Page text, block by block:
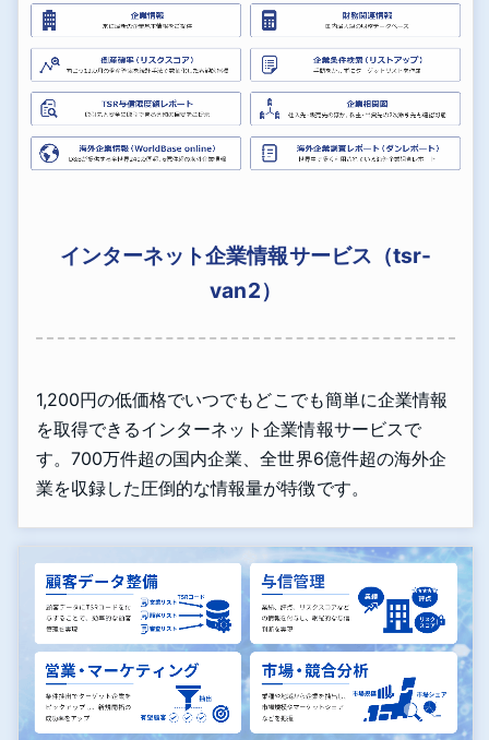
インターネット企業情報サービス（tsr-
van2）
1,200円の低価格でいつでもどこでも簡単に企業情報
を取得できるインターネット企業情報サービスで
す。700万件超の国内企業、全世界6億件超の海外企
業を収録した圧倒的な情報量が特徴です。